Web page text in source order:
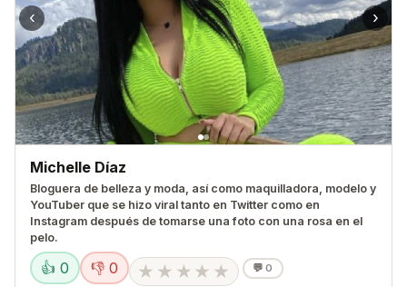
‹ ›
Michelle Díaz
Bloguera de belleza y moda, así como maquilladora, modelo y
YouTuber que se hizo viral tanto en Twitter como en
Instagram después de tomarse una foto con una rosa en el
pelo.
👍 0 👎 0 ★ ★ ★ ★ ★ 💬 0